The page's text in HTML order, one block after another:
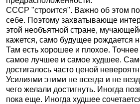
СССР "строится". Важно об этом
себе. Поэтому захватывающе
этой необъятной стране,
кажется, само будущее рождается
Там есть хорошее и плохое.
самое лучшее и самое худшее.
достигалось часто ценой
Усилиями этими не всегда и не
чего желали достигнуть. Иногда
пока еще. Иногда худшее